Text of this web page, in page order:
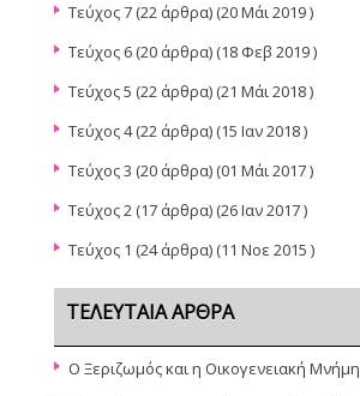
Τεύχος 7 (22 άρθρα) (20 Μάι 2019 )
Τεύχος 6 (20 άρθρα) (18 Φεβ 2019 )
Τεύχος 5 (22 άρθρα) (21 Μάι 2018 )
Τεύχος 4(22 άρθρα) (15 Ιαν 2018 )
Τεύχος 3 (20 άρθρα) (01 Μάι 2017 )
Τεύχος 2 (17 άρθρα) (26 Ιαν 2017 )
Τεύχος 1 (24 άρθρα) (11 Νοε 2015 )
ΤΕΛΕΥΤΑΊΑ ΆΡΘΡΑ
Ο Ξεριζωμός και η Οικογενειακή Μνήμη